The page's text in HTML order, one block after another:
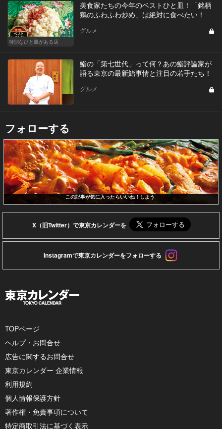
Vol.1
特別なひと皿がある店
美食家たちの今年のベストひと皿！「銘柄
鶏のふわふわ炒め」は絶対に食べたい！
グルメ
鮨の「第七世代」って何？あの鮨評論家が
語る東京の最新鮨事情と注目の若手たち！
グルメ
フォローする
この記事が気に入ったらいいね！しよう
X（旧Twitter）で東京カレンダーを
Instagramで東京カレンダーをフォローする
TOPページ
ヘルプ・お問合せ
広告に関するお問合せ
東京カレンダー 企業情報
利用規約
個人情報保護方針
著作権・免責事項について
特定商取引法に基づく表示